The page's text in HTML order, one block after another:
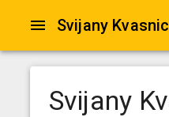
Svijany
Svijany